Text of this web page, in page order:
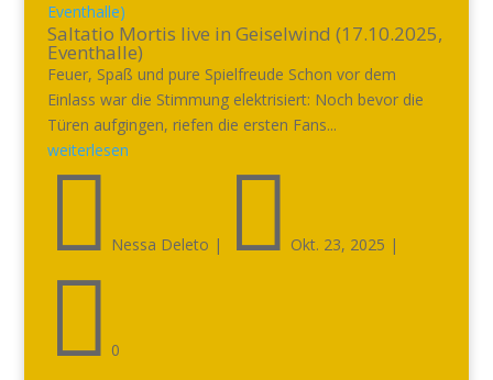
Eventhalle)
Saltatio Mortis live in Geiselwind (17.10.2025,
Eventhalle)
Feuer, Spaß und pure Spielfreude Schon vor dem
Einlass war die Stimmung elektrisiert: Noch bevor die
Türen aufgingen, riefen die ersten Fans...
weiterlesen
 Nessa Deleto |  Okt. 23, 2025 |
 0